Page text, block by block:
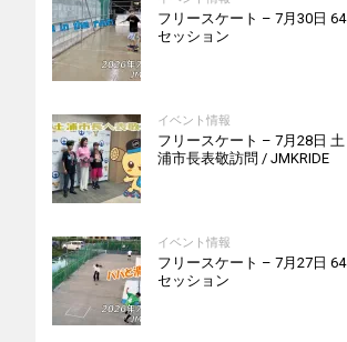
ニット帽）
フリースケート – 7月30日 64
セッション
イベント情報
フリースケート – 7月28日 土
浦市長表敬訪問 / JMKRIDE
イベント情報
フリースケート – 7月27日 64
セッション